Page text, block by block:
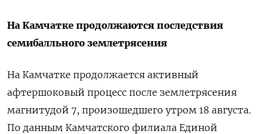
На Камчатке продолжаются последствия
семибалльного землетрясения
На Камчатке продолжается активный
афтершоковый процесс после землетрясения
магнитудой 7, произошедшего утром 18 августа.
По данным Камчатского филиала Единой